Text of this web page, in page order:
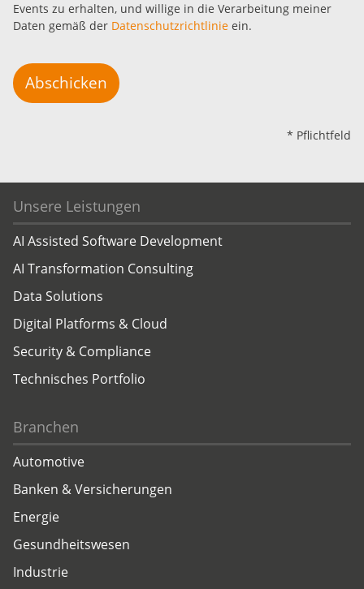
Events zu erhalten, und willige in die Verarbeitung meiner
Daten gemäß der Datenschutzrichtlinie ein.
Abschicken
* Pflichtfeld
Unsere Leistungen
AI Assisted Software Development
AI Transformation Consulting
Data Solutions
Digital Platforms & Cloud
Security & Compliance
Technisches Portfolio
Branchen
Automotive
Banken & Versicherungen
Energie
Gesundheitswesen
Industrie